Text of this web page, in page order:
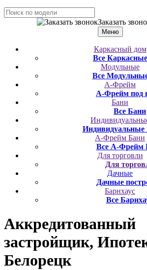
Заказать
Меню
Каркасный дом
Все
Модульные
Все
А-Фрейм
А-Фрейм под
Бани
Все Бани
Индивидуальные
А-Фрейм Бани
Все А-Фрейм
Для торговли
Для
Дачные
Дачные
Барнхаус
Все
Аккредитованный
застройщик,
Белорецк